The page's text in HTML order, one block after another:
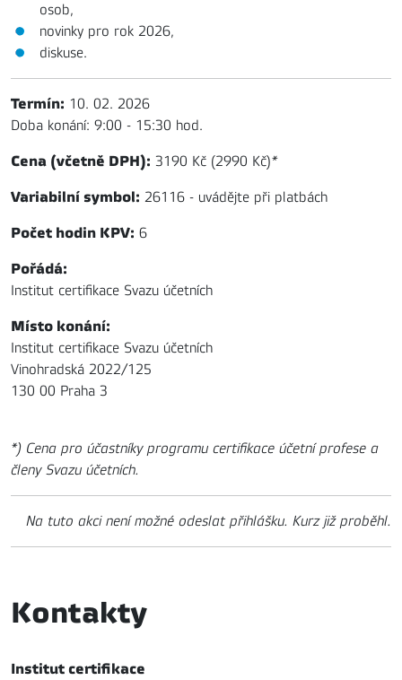
osob,
novinky pro rok 2026,
diskuse.
Termín: 10. 02. 2026
Doba konání: 9:00 - 15:30 hod.
Cena (včetně DPH): 3190 Kč (2990 Kč)*
Variabilní symbol: 26116 - uvádějte při platbách
Počet hodin KPV: 6
Pořádá:
Institut certifikace Svazu účetních
Místo konání:
Institut certifikace Svazu účetních
Vinohradská 2022/125
130 00 Praha 3
*) Cena pro účastníky programu certifikace účetní profese a
členy Svazu účetních.
Na tuto akci není možné odeslat přihlášku. Kurz již proběhl.
Kontakty
Institut certifikace